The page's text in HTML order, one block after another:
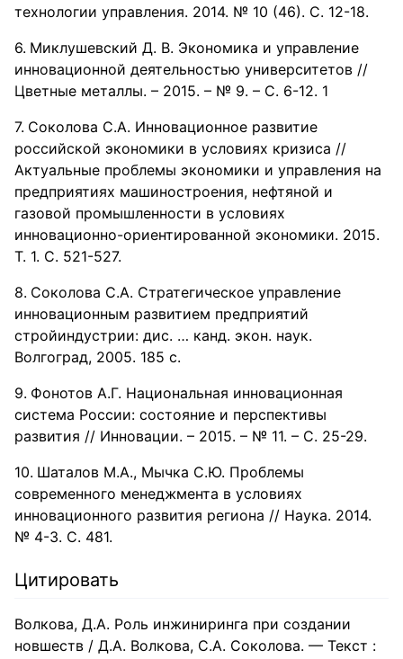
технологии управления. 2014. № 10 (46). С. 12-18.
Миклушевский Д. В. Экономика и управление
инновационной деятельностью университетов //
Цветные металлы. – 2015. – № 9. – С. 6-12. 1
Соколова С.А. Инновационное развитие
российской экономики в условиях кризиса //
Актуальные проблемы экономики и управления на
предприятиях машиностроения, нефтяной и
газовой промышленности в условиях
инновационно-ориентированной экономики. 2015.
Т. 1. С. 521-527.
Соколова С.А. Стратегическое управление
инновационным развитием предприятий
стройиндустрии: дис. … канд. экон. наук.
Волгоград, 2005. 185 с.
Фонотов А.Г. Национальная инновационная
система России: состояние и перспективы
развития // Инновации. – 2015. – № 11. – С. 25-29.
Шаталов М.А., Мычка С.Ю. Проблемы
современного менеджмента в условиях
инновационного развития региона // Наука. 2014.
№ 4-3. С. 481.
Цитировать
Волкова, Д.А. Роль инжиниринга при создании
новшеств / Д.А. Волкова, С.А. Соколова. — Текст :